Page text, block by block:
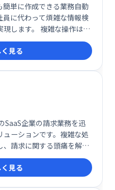
単に作成できる業務自動
に代わって煩雑な情報検
します。 複雑な操作は不
。 問い合わせ対応の効率化
ます。
見る
企業の請求業務を迅
ーションです。複雑な処
請求に関する頭痛を解消
見る